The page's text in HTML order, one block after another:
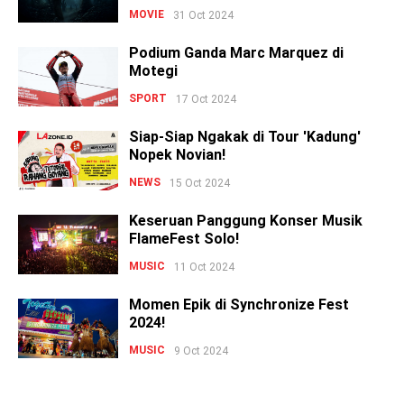
MOVIE 31 Oct 2024
Podium Ganda Marc Marquez di
Motegi
SPORT 17 Oct 2024
Siap-Siap Ngakak di Tour 'Kadung'
Nopek Novian!
NEWS 15 Oct 2024
Keseruan Panggung Konser Musik
FlameFest Solo!
MUSIC 11 Oct 2024
Momen Epik di Synchronize Fest
2024!
MUSIC 9 Oct 2024